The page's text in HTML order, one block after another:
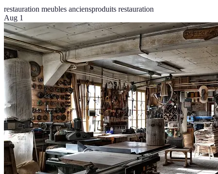
restauration meubles anciensproduits restauration
Aug 1